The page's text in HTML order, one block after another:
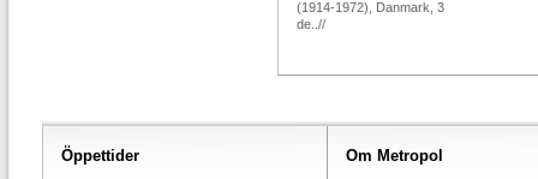
(1914-1972), Danmark, 3
de..//
Öppettider Om Metropol